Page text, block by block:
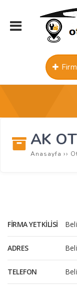
AK
Anasayfa ››
FIRMA YETKILISI
ADRES
TELEFON